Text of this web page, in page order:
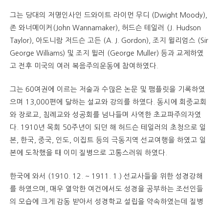
그는 당대의 저명인사인 드와이트 라이먼 무디 (Dwight Moody),
존 와너메이커(John Wannamaker), 허드슨 테일러 (J. Hudson
Taylor), 아도니람 저드슨 고든 (A. J. Gordon), 조지 윌리엄스 (Sir
George Williams) 및 조지 뮐러 (George Muller) 등과 교제하였
고 전후 미국의 여러 복음주의운동에 참여하였다.
그는 60여권에 이르는 저술과 수많은 논문 및 팸플릿을 기록하였
으며 13,000편에 달하는 설교와 강의를 하였다. 동시에 회중교회
와 장로교, 침례교와 성공회를 넘나들며 사역한 초교파주의자였
다. 1910년 목회 50주년이 되던 해 허드슨 테일러의 초청으로 일
본, 한국, 중국, 인도, 이집트 등의 극동지역 선교여행을 하였고 일
본에 도착했을 때 이미 질병으로 고통스러워 하였다.
한국에 와서 (1910. 12. ~ 1911. 1.) 선교사들을 위한 성경강해
를 하였으며, 매우 열악한 여건에서도 성경을 공부하는 조선인들
의 모습에 크게 감동 받아서 성경학교 설립을 약속하였는데 질병